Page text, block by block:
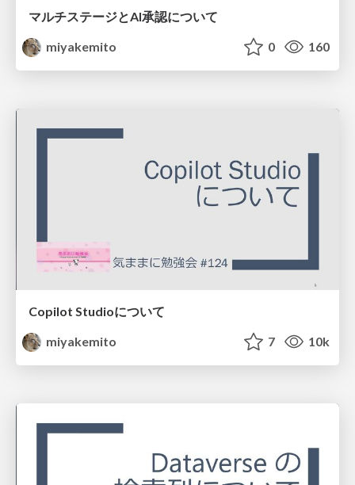
マルチステージとAI承認について
miyakemito
0 160
Copilot Studioについて
miyakemito
7 10k